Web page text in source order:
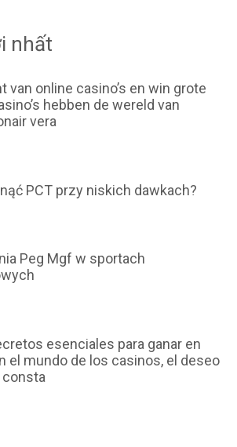
nhất
van online casino’s en win grote
hebben de wereld van
vera
PCT przy niskich dawkach?
Peg Mgf w sportach
esenciales para ganar en
el mundo de los casinos, el deseo
consta